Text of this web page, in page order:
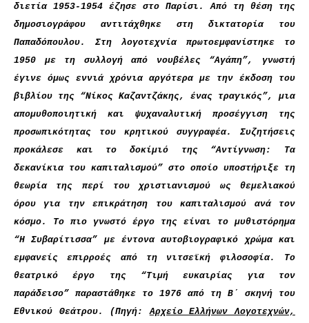
διετία 1953-1954 έζησε στο Παρίσι. Από τη θέση της
δημοσιογράφου αντιτάχθηκε στη δικτατορία του
Παπαδόπουλου. Στη λογοτεχνία πρωτοεμφανίστηκε το
1950 με τη συλλογή από νουβέλες “Αγάπη”, γνωστή
έγινε όμως εννιά χρόνια αργότερα με την έκδοση του
βιβλίου της “Νίκος Καζαντζάκης, ένας τραγικός”, μια
απομυθοποιητική και ψυχαναλυτική προσέγγιση της
προσωπικότητας του κρητικού συγγραφέα. Συζητήσεις
προκάλεσε και το δοκίμιό της “Αντίγνωση: Τα
δεκανίκια του καπιταλισμού” στο οποίο υποστήριξε τη
θεωρία της περί του χριστιανισμού ως θεμελιακού
όρου για την επικράτηση του καπιταλισμού ανά τον
κόσμο. Το πιο γνωστό έργο της είναι το μυθιστόρημα
“Η Συβαρίτισσα” με έντονα αυτοβιογραφικό χρώμα και
εμφανείς επιρροές από τη νιτσεϊκή φιλοσοφία. Το
θεατρικό έργο της “Τιμή ευκαιρίας για τον
παράδεισο” παραστάθηκε το 1976 από τη Β΄ σκηνή του
Εθνικού Θεάτρου. (Πηγή:Αρχείο Ελλήνων Λογοτεχνών,